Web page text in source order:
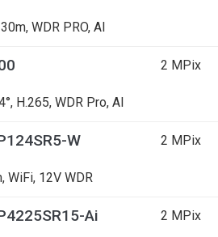
WDR PRO, AI
2 MPix
H.265, WDR Pro, AI
W 2 MPix
WiFi, 12V WDR
Ai 2 MPix